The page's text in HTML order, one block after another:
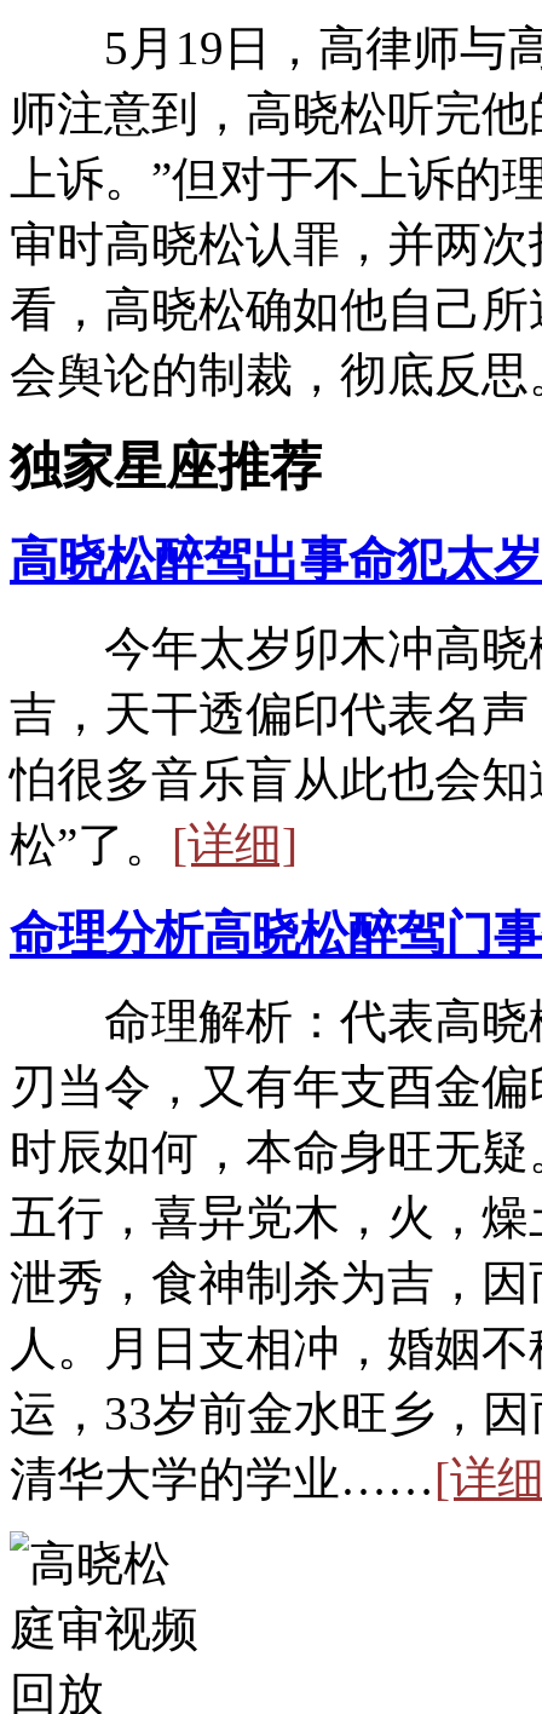
5月19日，高律师与高
师注意到，高晓松听完
上诉。”但对于不上诉的
审时高晓松认罪，并两
看，高晓松确如他自己
会舆论的制裁，彻底反思
独家星座推荐
高晓松醉驾出事命犯太岁
今年太岁卯木冲高晓
吉，天干透偏印代表名
怕很多音乐盲从此也会
松”了。 [详细]
命理分析高晓松醉驾门
命理解析：代表高晓
刃当令，又有年支酉金
时辰如何，本命身旺无
五行，喜异党木，火，
泄秀，食神制杀为吉，
人。月日支相冲，婚姻
运，33岁前金水旺乡，
清华大学的学业……[详